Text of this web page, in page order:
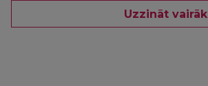
Uzzināt vairāk